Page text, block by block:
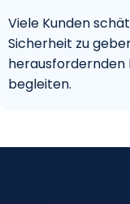
Viele Kunden
Sicherheit zu
herausfordernden
begleiten.